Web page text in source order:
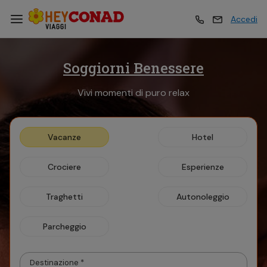
Vacanze
Esperienze
Crociere
Accedi
Esperienze
Crociere
Soggiorni Benessere
Vivi momenti di puro relax
Vacanze Hotel
Crociere Esperienze
Traghetti Autonoleggio
Parcheggio
Destinazione *